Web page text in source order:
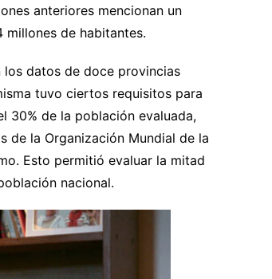
anteriores mencionan un
de habitantes.
los datos de doce provincias
tuvo ciertos requisitos para
30% de la población evaluada,
de la Organización Mundial de la
Esto permitió evaluar la mitad
nacional.